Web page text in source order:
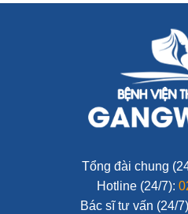
Tổng đài chung
Hotline (24/7):
Bác sĩ tư vấn (24/